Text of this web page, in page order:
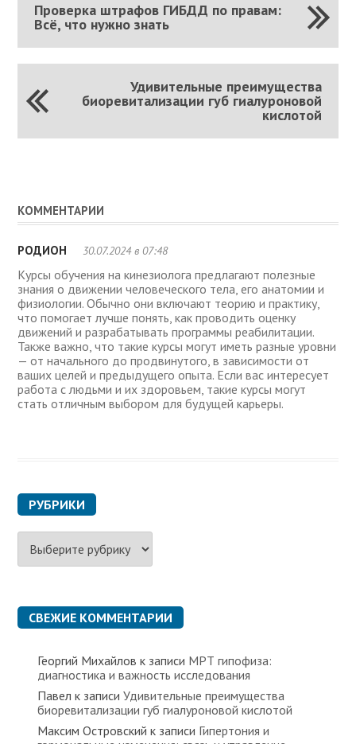
Проверка штрафов ГИБДД по правам:
Всё, что нужно знать
Удивительные преимущества
биоревитализации губ гиалуроновой
кислотой
КОММЕНТАРИИ
РОДИОН 30.07.2024 в 07:48
Курсы обучения на кинезиолога предлагают полезные
знания о движении человеческого тела, его анатомии и
физиологии. Обычно они включают теорию и практику,
что помогает лучше понять, как проводить оценку
движений и разрабатывать программы реабилитации.
Также важно, что такие курсы могут иметь разные уровни
— от начального до продвинутого, в зависимости от
ваших целей и предыдущего опыта. Если вас интересует
работа с людьми и их здоровьем, такие курсы могут
стать отличным выбором для будущей карьеры.
РУБРИКИ
б
к
и СВЕЖИЕ КОММЕНТАРИИ
Георгий Михайлов к записи МРТ гипофиза:
диагностика и важность исследования
Павел к записиУдивительные преимущества
биоревитализации губ гиалуроновой кислотой
Максим Островский к записи Гипертония и